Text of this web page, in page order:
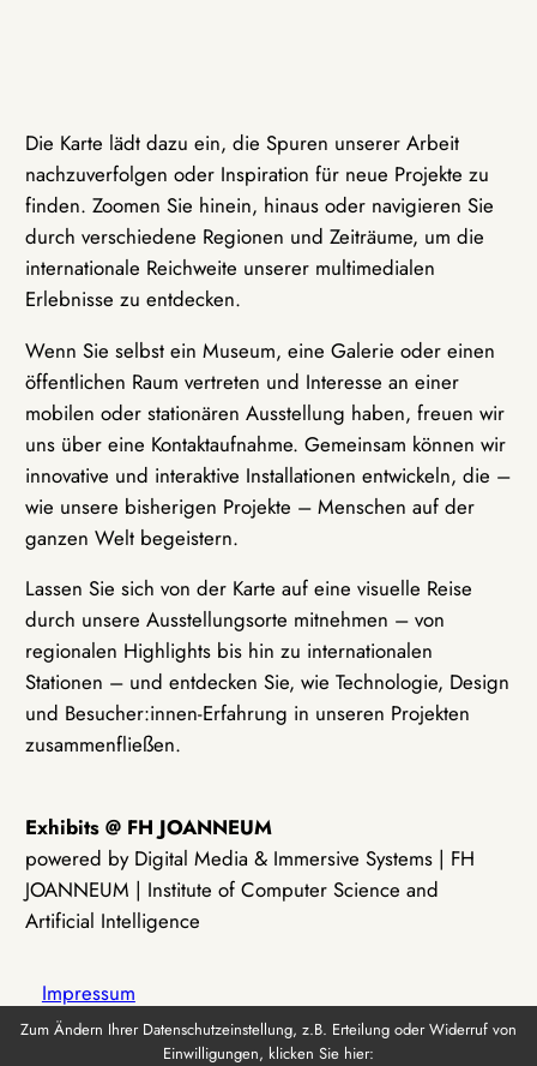
Die Karte lädt dazu ein, die Spuren unserer Arbeit
nachzuverfolgen oder Inspiration für neue Projekte zu
finden. Zoomen Sie hinein, hinaus oder navigieren Sie
durch verschiedene Regionen und Zeiträume, um die
internationale Reichweite unserer multimedialen
Erlebnisse zu entdecken.
Wenn Sie selbst ein Museum, eine Galerie oder einen
öffentlichen Raum vertreten und Interesse an einer
mobilen oder stationären Ausstellung haben, freuen wir
uns über eine Kontaktaufnahme. Gemeinsam können wir
innovative und interaktive Installationen entwickeln, die –
wie unsere bisherigen Projekte – Menschen auf der
ganzen Welt begeistern.
Lassen Sie sich von der Karte auf eine visuelle Reise
durch unsere Ausstellungsorte mitnehmen – von
regionalen Highlights bis hin zu internationalen
Stationen – und entdecken Sie, wie Technologie, Design
und Besucher:innen-Erfahrung in unseren Projekten
zusammenfließen.
Exhibits @ FH JOANNEUM
powered by Digital Media & Immersive Systems | FH
JOANNEUM | Institute of Computer Science and
Artificial Intelligence
Impressum
Zum Ändern Ihrer Datenschutzeinstellung, z.B. Erteilung oder Widerruf von
Einwilligungen, klicken Sie hier: